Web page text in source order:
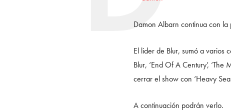
Damon Albarn continua con
El lider de Blur, sumó a varios
Blur, ‘End Of A Century’,
cerrar el show con ‘Heavy
A continuación podrán verlo.